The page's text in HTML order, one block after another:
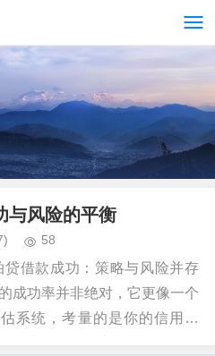
与风险的平衡
58
贷借款成功：策略与风险并存
成功率并非绝对，它更像一个
系统，考量的是你的信用画